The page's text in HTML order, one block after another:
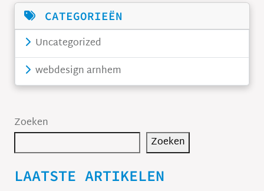
CATEGORIEËN
Uncategorized
webdesign arnhem
Zoeken
Zoeken
LAATSTE ARTIKELEN